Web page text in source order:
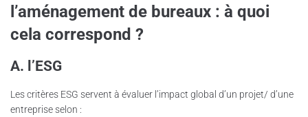
l’aménagement de bureaux : à quoi
cela correspond ?
A. l’ESG
Les critères ESG servent à évaluer l’impact global d’un projet/ d’une
entreprise selon :